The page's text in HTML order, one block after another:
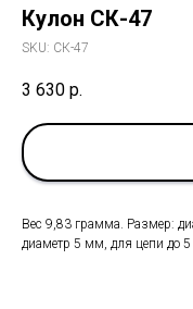
Кулон СК-47
SKU: СК-47
3 630 р.
Вес 9,83 грамма. Размер:
диаметр 5 мм, для цепи до